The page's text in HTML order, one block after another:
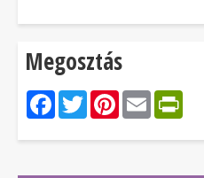
Megosztás
Facebook
Twitter